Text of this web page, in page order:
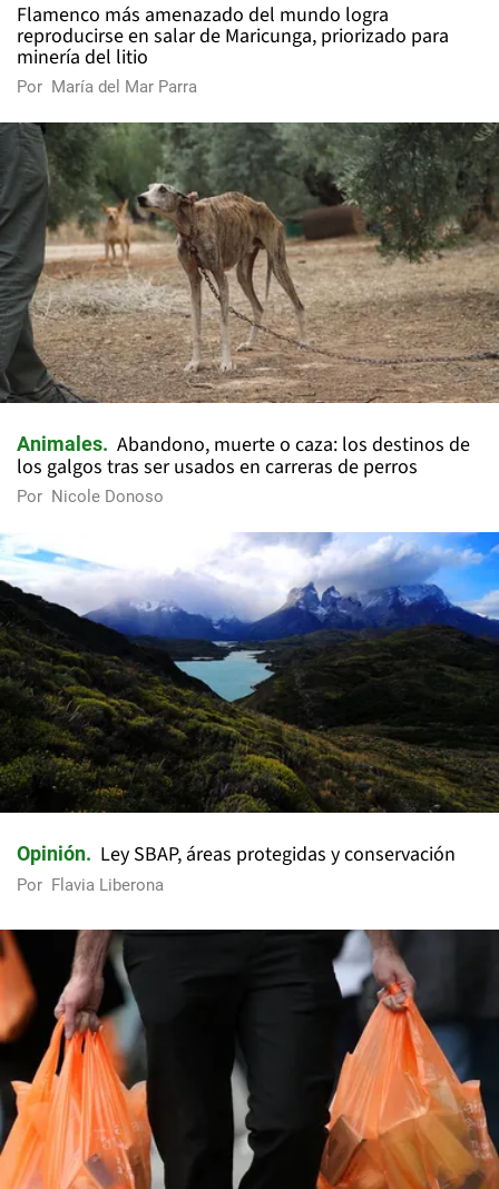
Flamenco más amenazado del mundo logra
reproducirse en salar de Maricunga, priorizado para
minería del litio
Por María del Mar Parra
Animales
Abandono, muerte o caza: los destinos de
los galgos tras ser usados en carreras de perros
Por Nicole Donoso
Opinión Ley SBAP, áreas protegidas y conservación
Por Flavia Liberona